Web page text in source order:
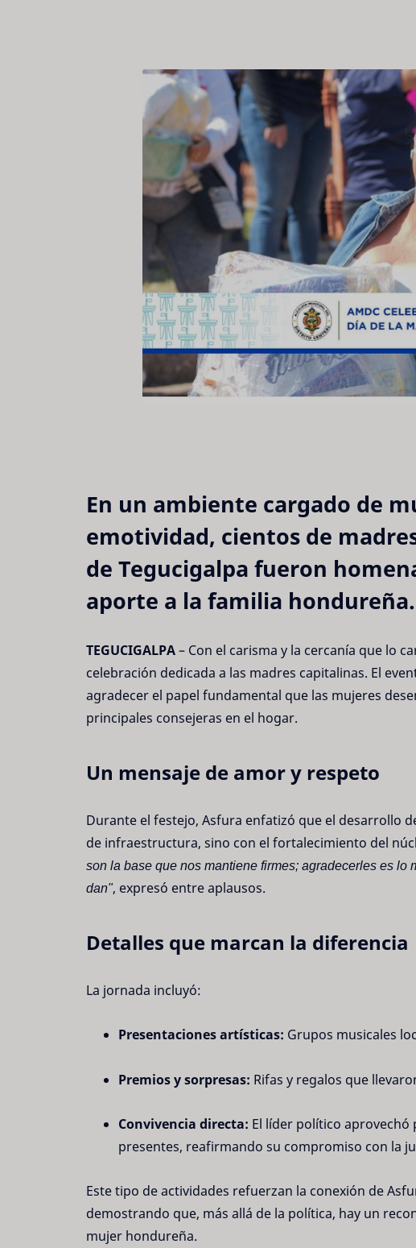
En un ambiente cargado de
emotividad, cientos de
de Tegucigalpa fueron
aporte a la familia hondureña.
TEGUCIGALPA– Con el carisma y la cercanía que lo
celebración dedicada a las madres capitalinas. El
agradecer el papel fundamental que las mujeres
principales consejeras en el hogar.
Un mensaje de amor y respeto
Durante el festejo, Asfura enfatizó que el desarrollo
de infraestructura, sino con el fortalecimiento del
son la base que nos mantiene firmes; agradecerles es
dan", expresó entre aplausos.
Detalles que marcan la diferencia
La jornada incluyó:
Presentaciones artísticas: Grupos musicales
Premios y sorpresas: Rifas y regalos que
Convivencia directa: El líder político aprovechó
presentes, reafirmando su compromiso con la
Este tipo de actividades refuerzan la conexión de
demostrando que, más allá de la política, hay un
mujer hondureña.